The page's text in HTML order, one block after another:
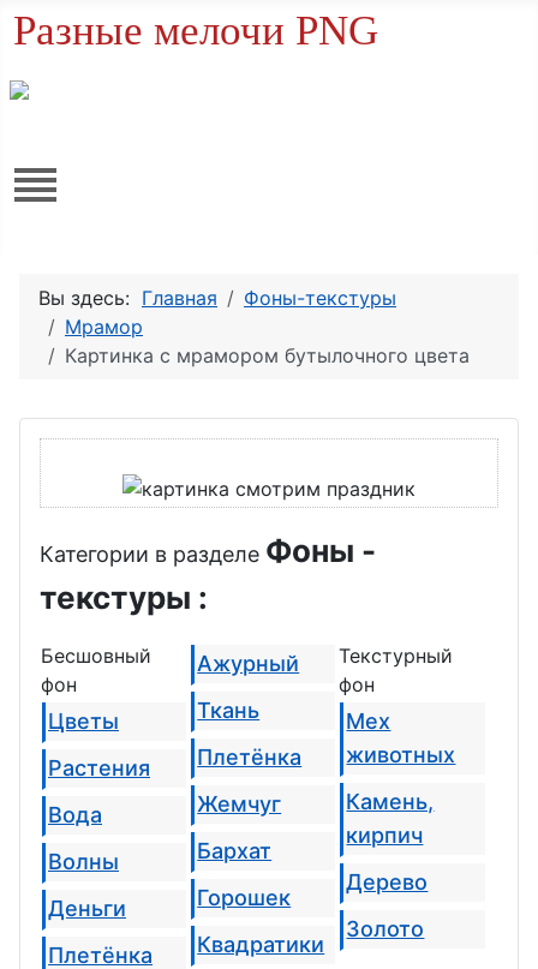
Разные мелочи PNG
Вы здесь: Главная
Фоны-текстуры
Мрамор
Картинка с мрамором бутылочного цвета
Категории в разделе Фоны -
текстуры :
Бесшовный
фон
Цветы
Растения
Вода
Волны
Деньги
Плетёнка
Ажурный
Ткань
Плетёнка
Жемчуг
Бархат
Горошек
Квадратики
Текстурный
фон
Мех
животных
Камень,
кирпич
Дерево
Золото